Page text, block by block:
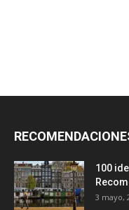
100
3 mayo,